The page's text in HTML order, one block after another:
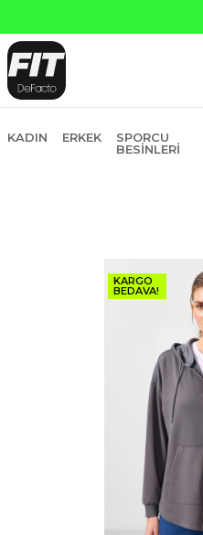
KADIN ERKEK
SPORCU
BESINLERI
KARGO
BEDAVA!